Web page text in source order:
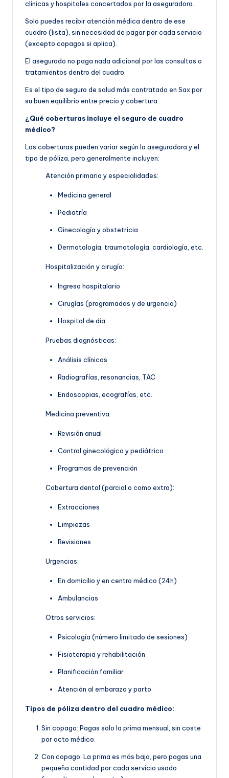
clínicas y hospitales concertados por la aseguradora.
Solo puedes recibir atención médica dentro de ese
cuadro (lista), sin necesidad de pagar por cada servicio
(excepto copagos si aplica).
El asegurado no paga nada adicional por las consultas o
tratamientos dentro del cuadro.
Es el tipo de seguro de salud más contratado en Sax por
su buen equilibrio entre precio y cobertura.
¿Qué coberturas incluye el seguro de cuadro
médico?
Las coberturas pueden variar según la aseguradora y el
tipo de póliza, pero generalmente incluyen:
Atención primaria y especialidades:
Medicina general
Pediatría
Ginecología y obstetricia
Dermatología, traumatología, cardiología, etc.
Hospitalización y cirugía:
Ingreso hospitalario
Cirugías (programadas y de urgencia)
Hospital de día
Pruebas diagnósticas:
Análisis clínicos
Radiografías, resonancias, TAC
Endoscopias, ecografías, etc.
Medicina preventiva:
Revisión anual
Control ginecológico y pediátrico
Programas de prevención
Cobertura dental (parcial o como extra):
Extracciones
Limpiezas
Revisiones
Urgencias:
En domicilio y en centro médico (24h)
Ambulancias
Otros servicios:
Psicología (número limitado de sesiones)
Fisioterapia y rehabilitación
Planificación familiar
Atención al embarazo y parto
Tipos de póliza dentro del cuadro médico:
Sin copago: Pagas solo la prima mensual, sin coste
por acto médico.
Con copago: La prima es más baja, pero pagas una
pequeña cantidad por cada servicio usado